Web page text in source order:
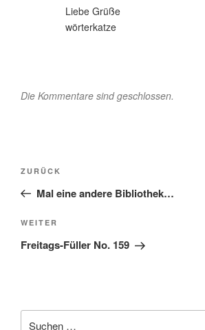
Liebe Grüße
wörterkatze
Die Kommentare sind geschlossen.
Beitragsnavigation
Vorheriger
Beitrag
ZURÜCK
Mal eine andere Bibliothek…
Nächster
Beitrag
WEITER
Freitags-Füller No. 159